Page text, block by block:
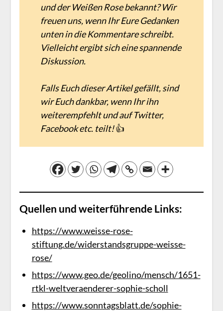
und der Weißen Rose bekannt? Wir
freuen uns, wenn Ihr Eure Gedanken
unten in die Kommentare schreibt.
Vielleicht ergibt sich eine spannende
Diskussion.
Falls Euch dieser Artikel gefällt, sind
wir Euch dankbar, wenn Ihr ihn
weiterempfehlt und auf Twitter,
Facebook etc. teilt!👍
Quellen und weiterführende Links:
https://www.weisse-rose-
stiftung.de/widerstandsgruppe-weisse-
rose/
https://www.geo.de/geolino/mensch/1651-
rtkl-weltveraenderer-sophie-scholl
https://www.sonntagsblatt.de/sophie-